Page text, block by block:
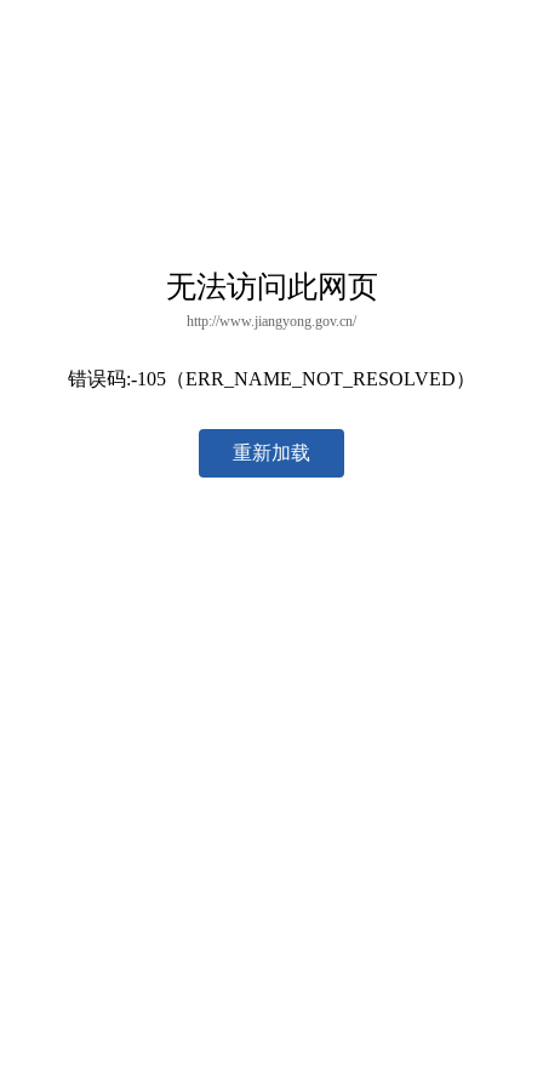
无法访问此网页
http://www.jiangyong.gov.cn/
错误码:-105（ERR_NAME_NOT_RESOLVED）
重新加载